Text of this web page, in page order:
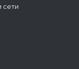
сети